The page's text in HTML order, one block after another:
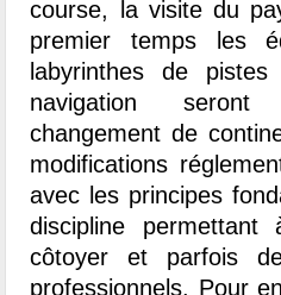
course, la visite du
premier temps les
labyrinthes de
navigation seront
changement de
modifications
avec les principes
discipline
côtoyer et parfois
professionnels. Pour